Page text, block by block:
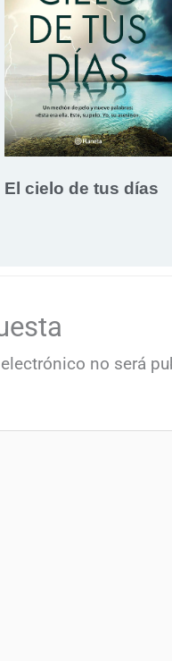
El cielo de tus días
no será